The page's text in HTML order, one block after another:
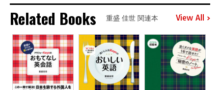
Related Books 重盛 佳世 関連本 View All